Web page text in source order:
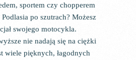
sportem czy chopperem
po szutrach? Możesz
swojego motocykla.
nie nadają się na ciężki
wiele pięknych, łagodnych